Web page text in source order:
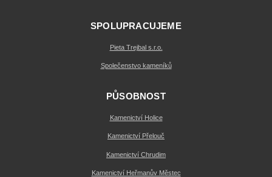
SPOLUPRACUJEME
Pieta Trejbal s.r.o.
Společenstvo kameníků
PŮSOBNOST
Kamenictví Holice
Kamenictví Přelouč
Kamenictví Chrudim
Kamenictví Heřmanův Městec